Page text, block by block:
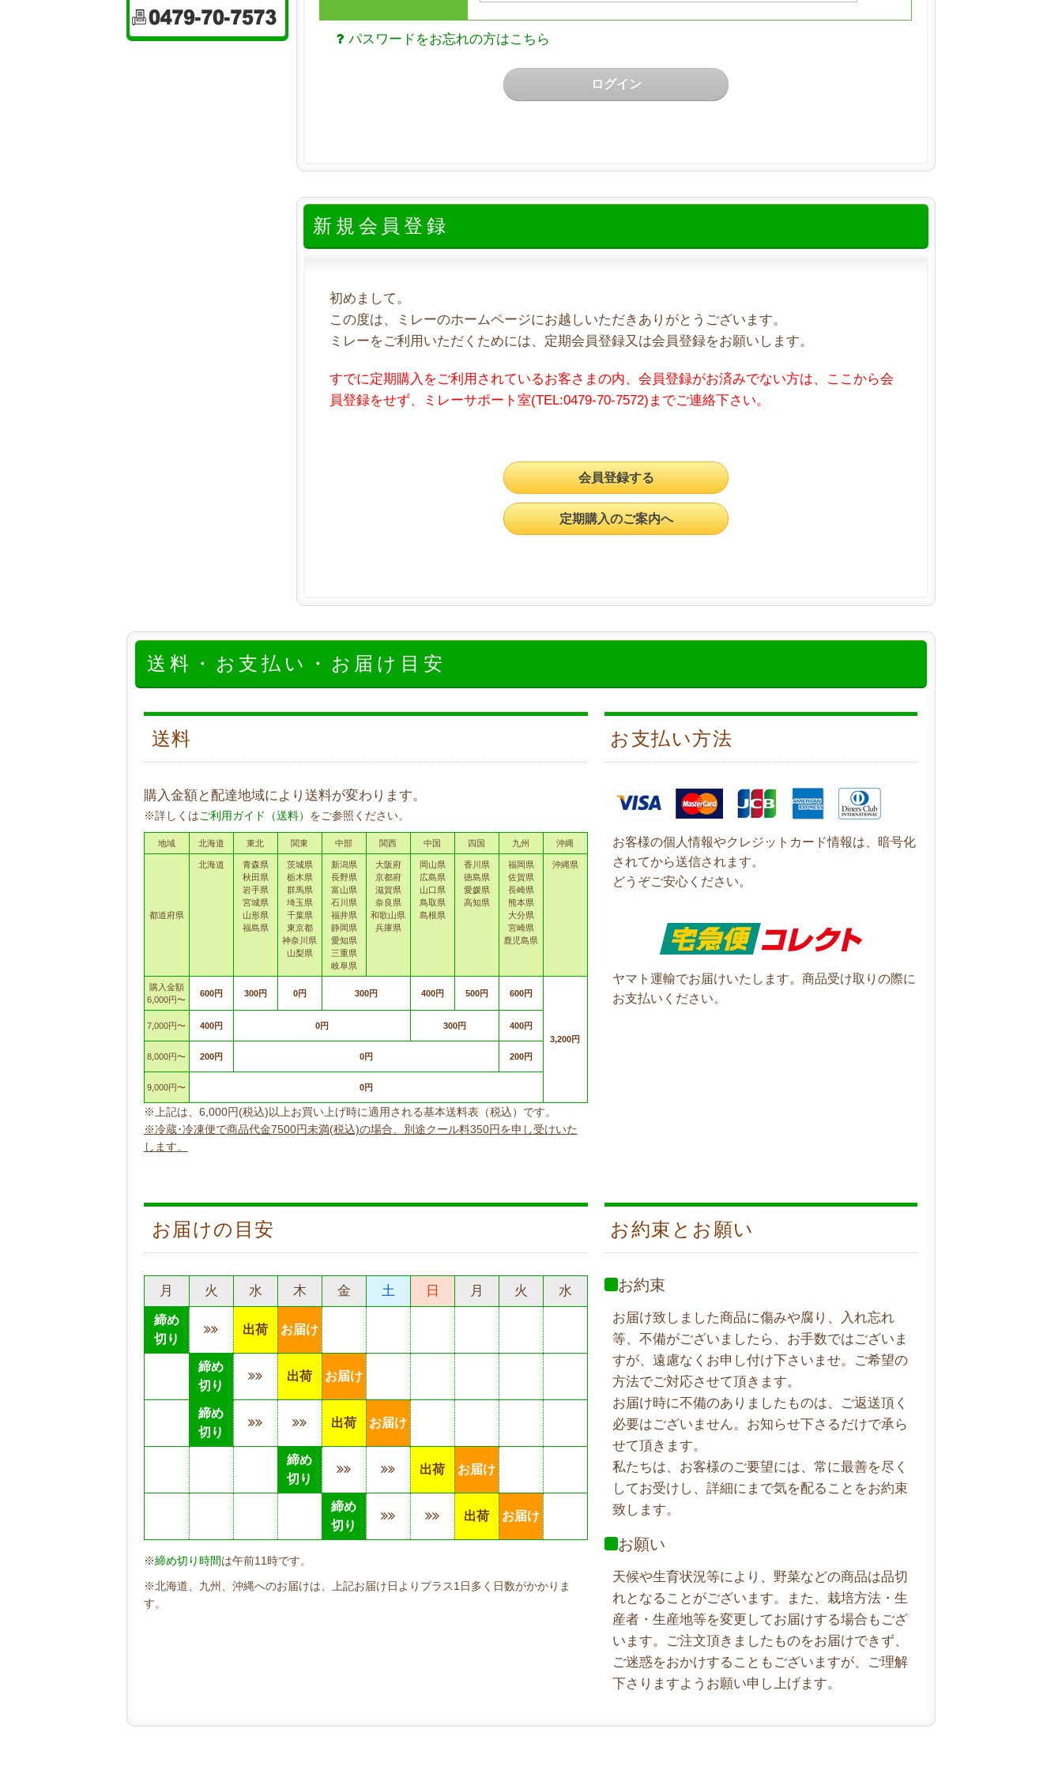
パスワードをお忘れの方はこちら
ログイン
新規会員登録
初めまして。
この度は、ミレーのホームページにお越しいただきありがとうございます。
ミレーをご利用いただくためには、定期会員登録又は会員登録をお願いします。
すでに定期購入をご利用されているお客さまの内、会員登録がお済みでない方は、ここから会
員登録をせず、ミレーサポート室(TEL:0479-70-7572)までご連絡下さい。
会員登録する
定期購入のご案内へ
送料・お支払い・お届け目安
送料
購入金額と配達地域により送料が変わります。
※詳しくはご利用ガイド（送料） をご参照ください。
地域 北海道 東北 関東 中部 関西 中国 四国 九州 沖縄
都道府県
北海道
青森県
秋田県
岩手県
宮城県
山形県
福島県
茨城県
栃木県
群馬県
埼玉県
千葉県
東京都
神奈川県
山梨県
新潟県
長野県
富山県
石川県
福井県
静岡県
愛知県
三重県
岐阜県
大阪府
京都府
滋賀県
奈良県
和歌山県
兵庫県
岡山県
広島県
山口県
鳥取県
島根県
香川県
徳島県
愛媛県
高知県
福岡県
佐賀県
長崎県
熊本県
大分県
宮崎県
鹿児島県
沖縄県
購入金額
6,000円〜
600円 300円 0円 300円 400円 500円 600円
3,200円
7,000円〜 400円 0円 300円 400円
8,000円〜 200円 0円 200円
9,000円〜 0円
※上記は、6,000円(税込)以上お買い上げ時に適用される基本送料表（税込）です。
※冷蔵･冷凍便で商品代金7500円未満(税込)の場合、別途クール料350円を申し受けいた
します。
お支払い方法
お客様の個人情報やクレジットカード情報は、暗号化
されてから送信されます。
どうぞご安心ください。
ヤマト運輸でお届けいたします。商品受け取りの際に
お支払いください。
お届けの目安
月 火 水 木 金 土 日 月 火 水
締め
切り
出荷 お届け
締め
切り
出荷 お届け
締め
切り
出荷 お届け
締め
切り
出荷 お届け
締め
切り
出荷 お届け
※締め切り時間は午前11時です。
※北海道、九州、沖縄へのお届けは、上記お届け日よりプラス1日多く日数がかかりま
す。
お約束とお願い
お約束
お届け致しました商品に傷みや腐り、入れ忘れ
等、不備がございましたら、お手数ではございま
すが、遠慮なくお申し付け下さいませ。ご希望の
方法でご対応させて頂きます。
お届け時に不備のありましたものは、ご返送頂く
必要はございません。お知らせ下さるだけで承ら
せて頂きます。
私たちは、お客様のご要望には、常に最善を尽く
してお受けし、詳細にまで気を配ることをお約束
致します。
お願い
天候や生育状況等により、野菜などの商品は品切
れとなることがございます。また、栽培方法・生
産者・生産地等を変更してお届けする場合もござ
います。ご注文頂きましたものをお届けできず、
ご迷惑をおかけすることもございますが、ご理解
下さりますようお願い申し上げます。